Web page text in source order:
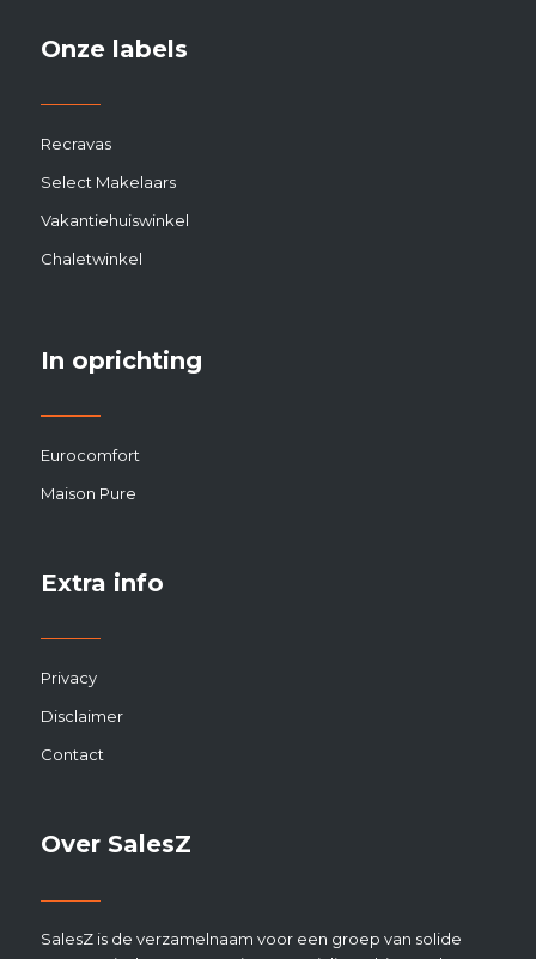
Onze labels
Recravas
Select Makelaars
Vakantiehuiswinkel
Chaletwinkel
In oprichting
Eurocomfort
Maison Pure
Extra info
Privacy
Disclaimer
Contact
Over SalesZ
SalesZ is de verzamelnaam voor een groep van solide